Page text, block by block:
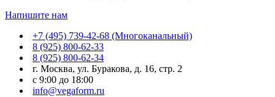
Напишите нам
+7 (495) 739-42-68 (Многоканальный)
8 (925) 800-62-33
8 (925) 800-62-34
г. Москва, ул. Буракова, д. 16, стр. 2
с 9:00 до 18:00
info@vegaform.ru